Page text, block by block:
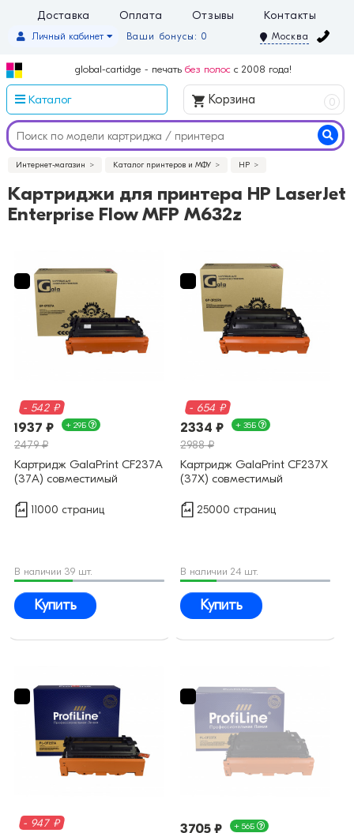
Доставка Оплата Отзывы Контакты
Ваши бонусы: 0
Личный кабинет Москва
global-cartidge - печать без полос с 2008 года!
Каталог Корзина 0
Интернет-магазин Каталог принтеров и МФУ HP
Картриджи для принтера HP LaserJet
Enterprise Flow MFP M632z
- 542 ₽
1937 ₽ + 29Б
2479 ₽
Картридж GalaPrint CF237A
(37A) совместимый
11000 страниц
В наличии 39 шт.
Купить
- 654 ₽
2334 ₽ + 35Б
2988 ₽
Картридж GalaPrint CF237X
(37X) совместимый
25000 страниц
В наличии 24 шт.
Купить
- 947 ₽ 3705 ₽ + 56Б